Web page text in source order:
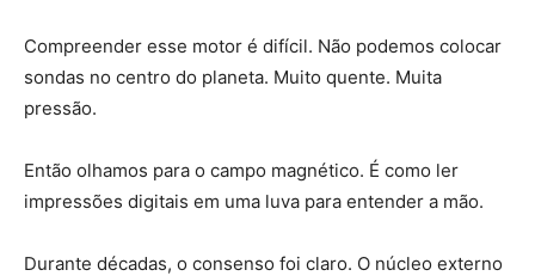
Compreender esse motor é difícil. Não podemos colocar
sondas no centro do planeta. Muito quente. Muita
pressão.
Então olhamos para o campo magnético. É como ler
impressões digitais em uma luva para entender a mão.
Durante décadas, o consenso foi claro. O núcleo externo